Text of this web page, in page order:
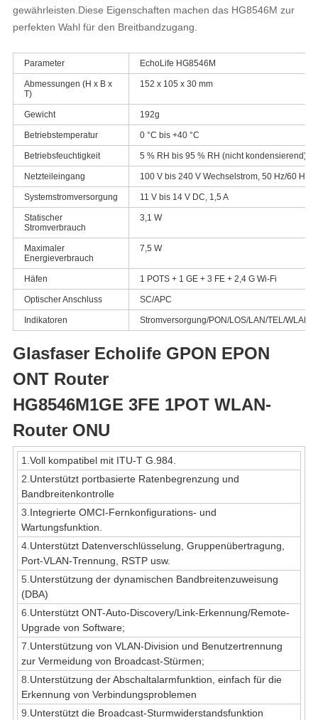
gewährleisten.Diese Eigenschaften machen das HG8546M zur
perfekten Wahl für den Breitbandzugang.
Parameter EchoLife HG8546M
Abmessungen (H x B x
T)
152 x 105 x 30 mm
Gewicht 192g
Betriebstemperatur 0 °C bis +40 °C
Betriebsfeuchtigkeit 5 % RH bis 95 % RH (nicht kondensierend)
Netzteileingang 100 V bis 240 V Wechselstrom, 50 Hz/60 Hz
Systemstromversorgung 11 V bis 14 V DC, 1,5 A
Statischer
Stromverbrauch
3,1 W
Maximaler
Energieverbrauch
7,5 W
Häfen 1 POTS + 1 GE + 3 FE + 2,4 G Wi-Fi
Optischer Anschluss SC/APC
Indikatoren Stromversorgung/PON/LOS/LAN/TEL/WLAN/
Glasfaser Echolife GPON EPON
ONT Router
HG8546M1GE 3FE 1POT WLAN-
Router ONU
1.Voll kompatibel mit ITU-T G.984.
2.Unterstützt portbasierte Ratenbegrenzung und
Bandbreitenkontrolle
3.Integrierte OMCI-Fernkonfigurations- und
Wartungsfunktion.
4.Unterstützt Datenverschlüsselung, Gruppenübertragung,
Port-VLAN-Trennung, RSTP usw.
5.Unterstützung der dynamischen Bandbreitenzuweisung
(DBA)
6.Unterstützt ONT-Auto-Discovery/Link-Erkennung/Remote-
Upgrade von Software;
7.Unterstützung von VLAN-Division und Benutzertrennung
zur Vermeidung von Broadcast-Stürmen;
8.Unterstützung der Abschaltalarmfunktion, einfach für die
Erkennung von Verbindungsproblemen
9.Unterstützt die Broadcast-Sturmwiderstandsfunktion